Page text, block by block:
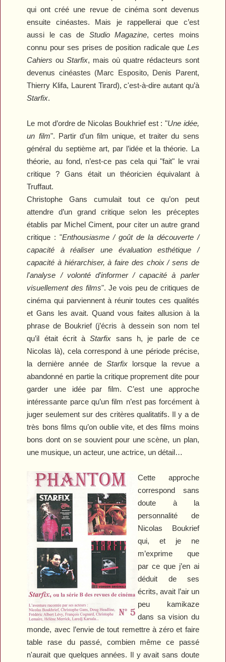
qui ont créé une revue de cinéma sont devenus
ensuite cinéastes. Mais je rappellerai que c’est
aussi le cas de Studio Magazine, certes moins
connu pour ses prises de position radicale que Les
Cahiers ouStarfix, mais où quatre rédacteurs sont
devenus cinéastes (Marc Esposito, Denis Parent,
Thierry Klifa, Laurent Tirard), c'est-à-dire autant qu’à
Starfix.
Le mot d’ordre de Nicolas Boukhrief est : "Une idée,
un film". Partir d’un film unique, et traiter du sens
général du septième art, par l’idée et la théorie. La
théorie, au fond, n’est-ce pas cela qui "fait" le vrai
critique ? Gans était un théoricien équivalant à
Truffaut.
Christophe Gans cumulait tout ce qu’on peut
attendre d’un grand critique selon les préceptes
établis par Michel Ciment, pour citer un autre grand
critique : "Enthousiasme / goût de la découverte /
capacité à réaliser une évaluation esthétique /
capacité à hiérarchiser, à faire des choix / sens de
l'analyse / volonté d'informer / capacité à parler
visuellement des films". Je vois peu de critiques de
cinéma qui parviennent à réunir toutes ces qualités
et Gans les avait. Quand vous faites allusion à la
phrase de Boukrief (j’écris à dessein son nom tel
qu’il était écrit àStarfix sans h, je parle de ce
Nicolas là), cela correspond à une période précise,
la dernière année de Starfix lorsque la revue a
abandonné en partie la critique proprement dite pour
garder une idée par film. C’est une approche
intéressante parce qu’un film n’est pas forcément à
juger seulement sur des critères qualitatifs. Il y a de
très bons films qu’on oublie vite, et des films moins
bons dont on se souvient pour une scène, un plan,
une musique, un acteur, une actrice, un détail…
Cette approche
correspond sans
doute à la
personnalité de
Nicolas Boukrief
qui, et je ne
m’exprime que
par ce que j’en ai
déduit de ses
écrits, avait l’air un
peu kamikaze
dans sa vision du
monde, avec l’envie de tout remettre à zéro et faire
table rase du passé, combien même ce passé
n'aurait que quelques années. Il y avait sans doute